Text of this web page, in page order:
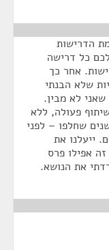
הדרישות
כל דרישה
אחר כך
שלא הבנתי
לא מבין.
פעולה, ללא
שחלפו – לפני
ייעלנו את
אפילו פרס
את הנושא.